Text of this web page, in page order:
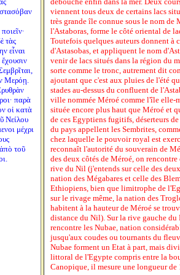
τὰς
εἶναι
Μερόῃ.
παρὰ
οἱ κατὰ
Νείλου
μέχρι
τοῦ
viennent tous deux de certains lacs
très grande île connue sous le nom de
l'Astaboras, forme le côté oriental de
Toutefois quelques auteurs donnent à
d'Astasobas, et appliquent le nom
venir de lacs situés dans la région du
sorte comme le tronc, autrement dit
ajoutant que c'est aux pluies de l'été
stades au-dessus du confluent de
ville nommée Méroé comme l'île elle-
située encore plus haut que Méroé et
de ces Egyptiens fugitifs, déserteurs
du pays appellent les Sembrites,
chez laquelle le pouvoir royal est
reconnaît l'autorité du souverain de
des deux côtés de Méroé, on
rive du Nil (j'entends sur celle des
nation des Mégabares et celle des
Ethiopiens, bien que limitrophe de
sur le rivage même, la nation des
habitent à la hauteur de Méroé se
distance du Nil). Sur la rive gauche
rencontre les Nubae, nation
jusqu'aux coudes ou tournants du
Nubae forment un Etat à part, mais
littoral de l'Egypte compris entre la
Canopique, il mesure une longueur de